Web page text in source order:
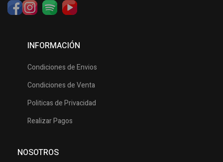
INFORMACIÓN
Condiciones de Envios
Condiciones de Venta
Politicas de Privacidad
Realizar Pagos
NOSOTROS